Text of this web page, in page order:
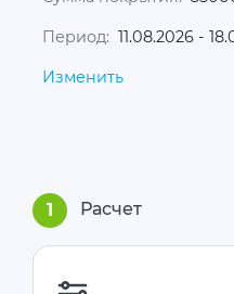
Период: 11.08.2026 -
Изменить
1 Расчет